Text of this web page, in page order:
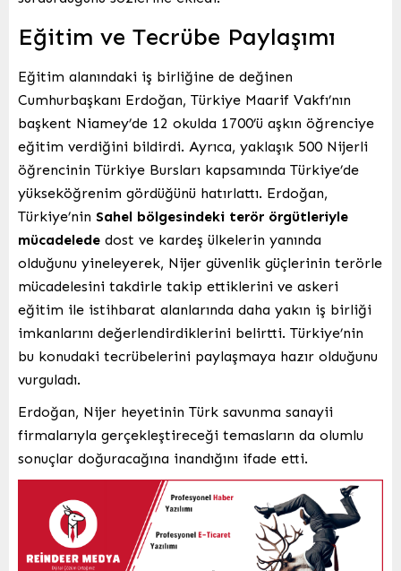
Eğitim ve Tecrübe Paylaşımı
Eğitim alanındaki iş birliğine de değinen
Cumhurbaşkanı Erdoğan, Türkiye Maarif Vakfı’nın
başkent Niamey’de 12 okulda 1700’ü aşkın öğrenciye
eğitim verdiğini bildirdi. Ayrıca, yaklaşık 500 Nijerli
öğrencinin Türkiye Bursları kapsamında Türkiye’de
yükseköğrenim gördüğünü hatırlattı. Erdoğan,
Türkiye’nin Sahel bölgesindeki terör örgütleriyle
mücadelede dost ve kardeş ülkelerin yanında
olduğunu yineleyerek, Nijer güvenlik güçlerinin terörle
mücadelesini takdirle takip ettiklerini ve askeri
eğitim ile istihbarat alanlarında daha yakın iş birliği
imkanlarını değerlendirdiklerini belirtti. Türkiye’nin
bu konudaki tecrübelerini paylaşmaya hazır olduğunu
vurguladı.
Erdoğan, Nijer heyetinin Türk savunma sanayii
firmalarıyla gerçekleştireceği temasların da olumlu
sonuçlar doğuracağına inandığını ifade etti.